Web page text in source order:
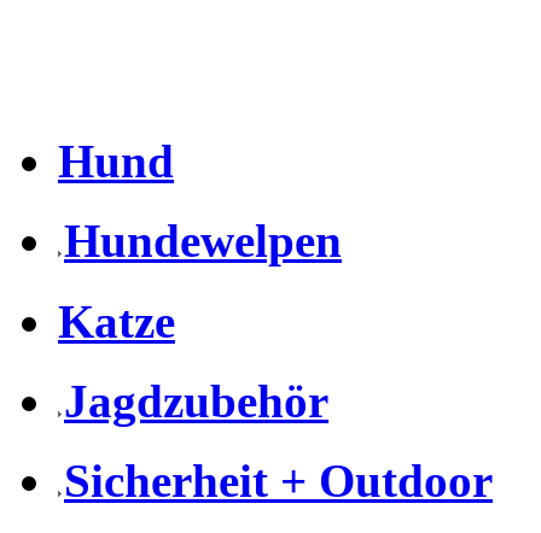
Hund
Hundewelpen
Katze
Jagdzubehör
Sicherheit + Outdoor